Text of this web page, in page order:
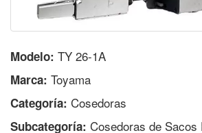
Modelo: TY 26-1A
Marca: Toyama
Categoría: Cosedoras
Subcategoría: Cosedoras de Sacos